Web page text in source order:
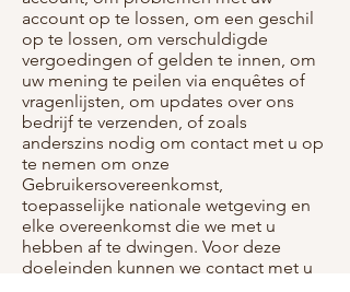
account op te lossen, om een geschil
op te lossen, om verschuldigde
vergoedingen of gelden te innen, om
uw mening te peilen via enquêtes of
vragenlijsten, om updates over ons
bedrijf te verzenden, of zoals
anderszins nodig om contact met u op
te nemen om onze
Gebruikersovereenkomst,
toepasselijke nationale wetgeving en
elke overeenkomst die we met u
hebben af te dwingen. Voor deze
doeleinden kunnen we contact met u